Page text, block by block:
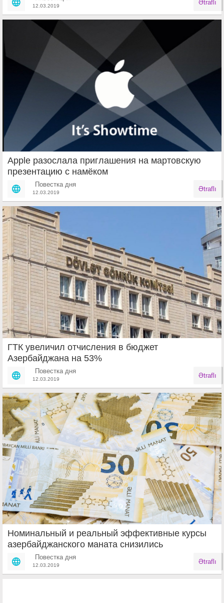
12.03.2019 Ətraflı
Apple разослала приглашения на мартовскую
презентацию с намёком
Повестка дня
12.03.2019 Ətraflı
ГТК увеличил отчисления в бюджет
Азербайджана на 53%
Повестка дня
12.03.2019 Ətraflı
Номинальный и реальный эффективные курсы
азербайджанского маната снизились
Повестка дня
12.03.2019 Ətraflı